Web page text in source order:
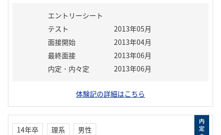
エントリーシート
テスト
2013年05月
面接開始
2013年04月
最終面接
2013年06月
内定・内々定
2013年06月
体験記の詳細はこちら
14年卒 理系
男性